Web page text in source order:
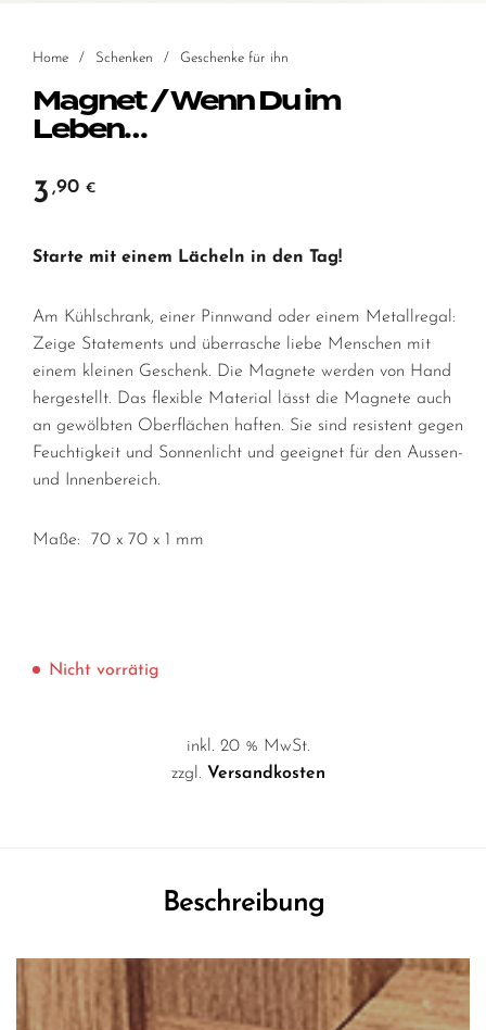
Home / Schenken / Geschenke für ihn
Magnet / Wenn Du im
Leben…
3 ,90 €
Starte mit einem Lächeln in den Tag!
Am Kühlschrank, einer Pinnwand oder einem Metallregal:
Zeige Statements und überrasche liebe Menschen mit
einem kleinen Geschenk. Die Magnete werden von Hand
hergestellt. Das flexible Material lässt die Magnete auch
an gewölbten Oberflächen haften. Sie sind resistent gegen
Feuchtigkeit und Sonnenlicht und geeignet für den Aussen-
und Innenbereich.
Maße: 70 x 70 x 1 mm
Nicht vorrätig
inkl. 20 % MwSt.
zzgl. Versandkosten
Beschreibung